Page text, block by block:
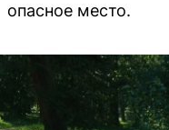
опасное место.